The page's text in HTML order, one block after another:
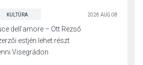
KULTÚRA 2026 AUG 08
dell’amore – Ott Rezső
estjén lehet részt
Visegrádon